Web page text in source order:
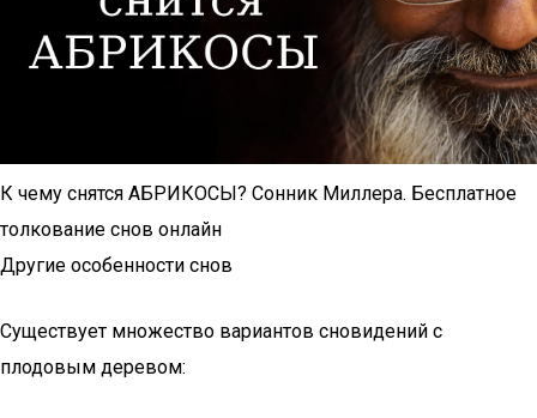
К чему снятся АБРИКОСЫ? Сонник Миллера. Бесплатное
толкование снов онлайн
Другие особенности снов
Существует множество вариантов сновидений с
плодовым деревом: